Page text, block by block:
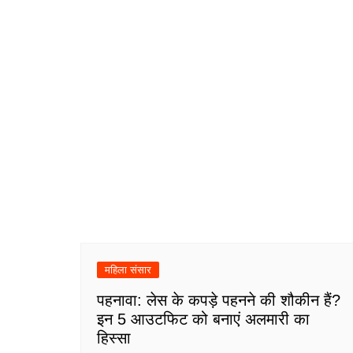
महिला संसार
पहनावा: लेस के कपड़े पहनने की शौकीन हैं?
इन 5 आउटफिट को बनाएं अलमारी का
हिस्सा